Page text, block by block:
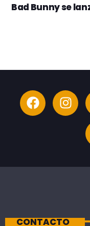
Bad Bunny se
CONTACTO